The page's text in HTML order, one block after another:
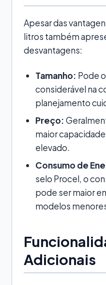
Apesar das
litros também
desvantagens:
Tamanho: Pode
considerável na
planejamento
Preço:
maior
elevado.
Consumo de
selo Procel, o
pode ser maior
modelos
Adicionais